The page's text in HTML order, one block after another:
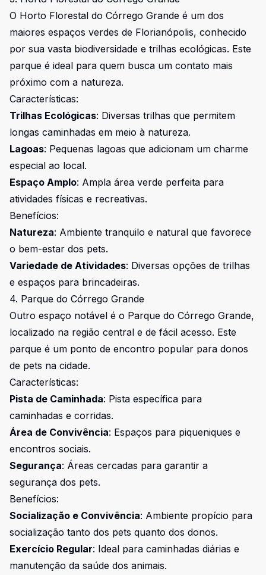
O Horto Florestal do Córrego Grande é um dos
maiores espaços verdes de Florianópolis, conhecido
por sua vasta biodiversidade e trilhas ecológicas. Este
parque é ideal para quem busca um contato mais
próximo com a natureza.
Características:
Trilhas Ecológicas: Diversas trilhas que permitem
longas caminhadas em meio à natureza.
Lagoas: Pequenas lagoas que adicionam um charme
especial ao local.
Espaço Amplo: Ampla área verde perfeita para
atividades físicas e recreativas.
Benefícios:
Natureza: Ambiente tranquilo e natural que favorece
o bem-estar dos pets.
Variedade de Atividades: Diversas opções de trilhas
e espaços para brincadeiras.
4. Parque do Córrego Grande
Outro espaço notável é o Parque do Córrego Grande,
localizado na região central e de fácil acesso. Este
parque é um ponto de encontro popular para donos
de pets na cidade.
Características:
Pista de Caminhada: Pista específica para
caminhadas e corridas.
Área de Convivência: Espaços para piqueniques e
encontros sociais.
Segurança: Áreas cercadas para garantir a
segurança dos pets.
Benefícios:
Socialização e Convivência: Ambiente propício para
socialização tanto dos pets quanto dos donos.
Exercício Regular: Ideal para caminhadas diárias e
manutenção da saúde dos animais.